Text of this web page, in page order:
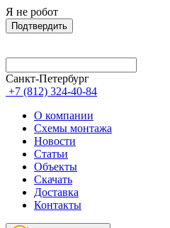
Я не робот
Подтвердить
Санкт-Петербург
+7 (812) 324-40-84
О компании
Схемы монтажа
Новости
Статьи
Объекты
Скачать
Доставка
Контакты